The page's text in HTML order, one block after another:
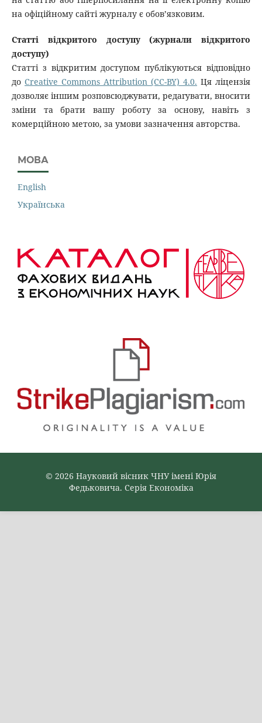
на офіційному сайті журналу є обов’язковим.
Статті відкритого доступу (журнали відкритого
доступу)
Статті з відкритим доступом публікуються відповідно
до Creative Commons Attribution (CC-BY) 4.0. Ця ліцензія
дозволяє іншим розповсюджувати, редагувати, вносити
зміни та брати вашу роботу за основу, навіть з
комерційною метою, за умови зазначення авторства.
МОВА
English
Українська
© 2026 Науковий вісник ЧНУ імені Юрія
Федьковича. Серія Економіка